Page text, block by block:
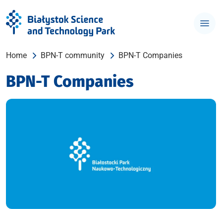
Home BPN-T community BPN-T Companies
BPN-T Companies